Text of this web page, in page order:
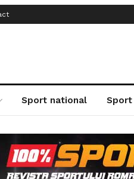
Sport national